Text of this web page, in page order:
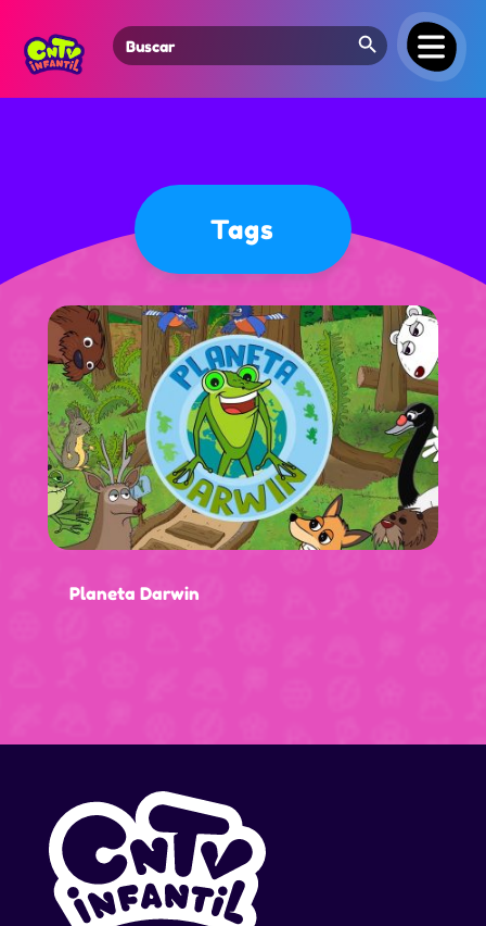
Search
for:
Search Button
Tags
Planeta Darwin